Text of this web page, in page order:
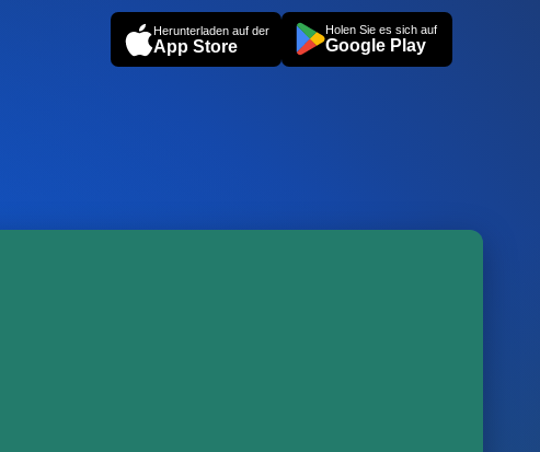
Herunterladen auf der
App Store
Holen Sie es sich auf
Google Play